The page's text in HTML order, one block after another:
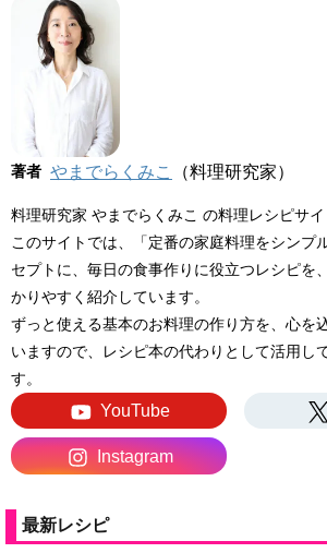
著者 やまでらくみこ （料理研究家）
料理研究家 やまでらくみこ の料理レシピサイ
このサイトでは、「定番の家庭料理をシンプ
セプトに、毎日の食事作りに役立つレシピを
かりやすく紹介しています。
ずっと使える基本のお料理の作り方を、心を
いますので、レシピ本の代わりとして活用し
す。
YouTube
Instagram
最新レシピ